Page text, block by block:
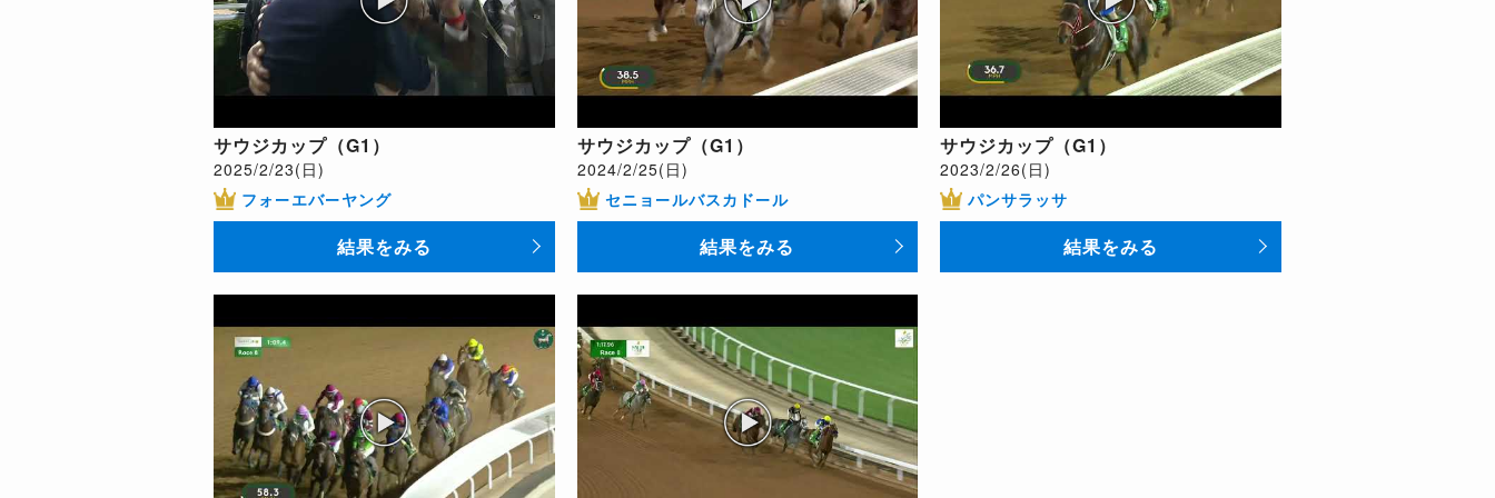
サウジカップ（G1）
2025/2/23(日)
フォーエバーヤング
結果をみる
サウジカップ（G1）
2024/2/25(日)
セニョールバスカドール
結果をみる
サウジカップ（G1）
2023/2/26(日)
パンサラッサ
結果をみる